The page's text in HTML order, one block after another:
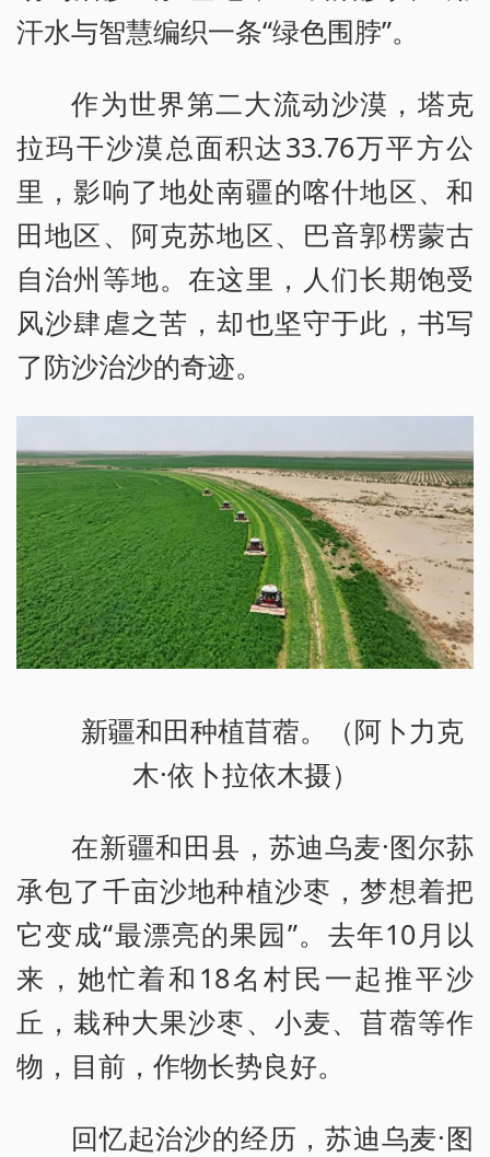
汗水与智慧编织一条“绿色围脖”。
作为世界第二大流动沙漠，塔克
拉玛干沙漠总面积达33.76万平方公
里，影响了地处南疆的喀什地区、和
田地区、阿克苏地区、巴音郭楞蒙古
自治州等地。在这里，人们长期饱受
风沙肆虐之苦，却也坚守于此，书写
了防沙治沙的奇迹。
新疆和田种植苜蓿。（阿卜力克
木·依卜拉依木摄）
在新疆和田县，苏迪乌麦·图尔荪
承包了千亩沙地种植沙枣，梦想着把
它变成“最漂亮的果园”。去年10月以
来，她忙着和18名村民一起推平沙
丘，栽种大果沙枣、小麦、苜蓿等作
物，目前，作物长势良好。
回忆起治沙的经历，苏迪乌麦·图